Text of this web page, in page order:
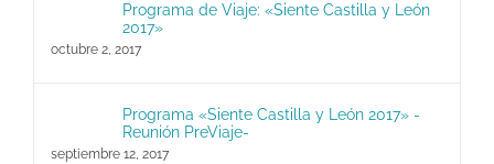
Programa de Viaje: «Siente Castilla y León
2017»
octubre 2, 2017
Programa «Siente Castilla y León 2017» -
Reunión PreViaje-
septiembre 12, 2017